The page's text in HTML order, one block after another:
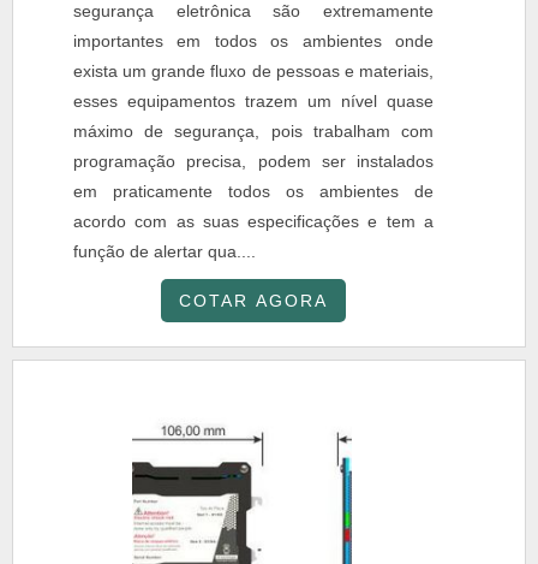
segurança eletrônica são extremamente
importantes em todos os ambientes onde
exista um grande fluxo de pessoas e materiais,
esses equipamentos trazem um nível quase
máximo de segurança, pois trabalham com
programação precisa, podem ser instalados
em praticamente todos os ambientes de
acordo com as suas especificações e tem a
função de alertar qua....
COTAR AGORA